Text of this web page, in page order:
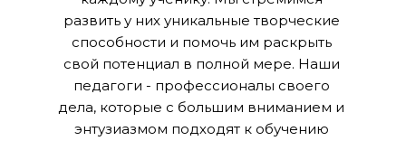
развить у них уникальные творческие
способности и помочь им раскрыть
свой потенциал в полной мере. Наши
педагоги - профессионалы своего
дела, которые с большим вниманием и
энтузиазмом подходят к обучению